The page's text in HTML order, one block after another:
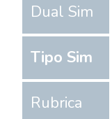
Dual Sim
Tipo Sim
Rubrica